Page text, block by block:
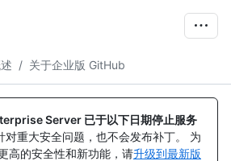
/ 关于企业版 GitHub
Server 已于以下日期停止服务
对重大安全问题，也不会发布补丁。 为
高的安全性和新功能，请升级到最新版